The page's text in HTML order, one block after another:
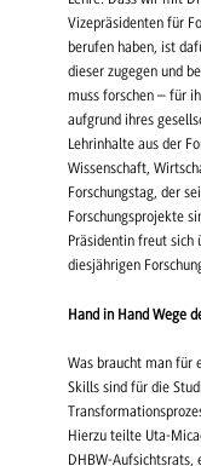
Vizepräsidenten für
berufen haben, ist
dieser zugegen und
muss forschen – für
aufgrund ihres
Lehrinhalte aus der
Wissenschaft,
Forschungstag, der
Forschungsprojekte
Präsidentin freut sich
diesjährigen
Hand in Hand Wege
Was braucht man für
Skills sind für die
Hierzu teilte Uta-
DHBW-Aufsichtsrats,